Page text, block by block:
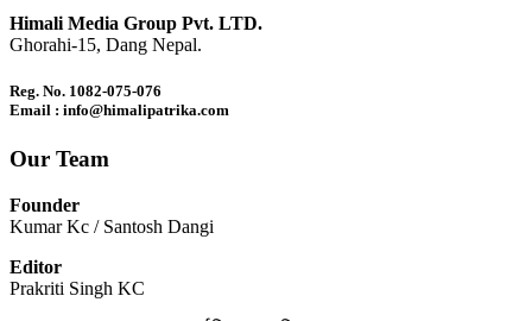
Himali Media Group Pvt. LTD.
Ghorahi-15, Dang Nepal.
Reg. No. 1082-075-076
Email : info@himalipatrika.com
Our Team
Founder
Kumar Kc / Santosh Dangi
Editor
Prakriti Singh KC